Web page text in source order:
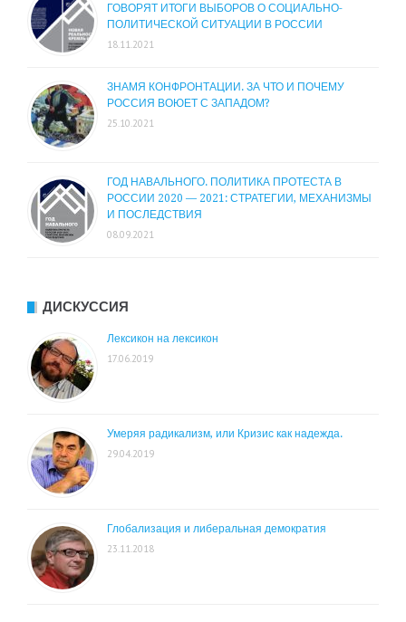
ГОВОРЯТ ИТОГИ ВЫБОРОВ О СОЦИАЛЬНО-
ПОЛИТИЧЕСКОЙ СИТУАЦИИ В РОССИИ
18.11.2021
ЗНАМЯ КОНФРОНТАЦИИ. ЗА ЧТО И ПОЧЕМУ
РОССИЯ ВОЮЕТ С ЗАПАДОМ?
25.10.2021
ГОД НАВАЛЬНОГО. ПОЛИТИКА ПРОТЕСТА В
РОССИИ 2020 — 2021: СТРАТЕГИИ, МЕХАНИЗМЫ
И ПОСЛЕДСТВИЯ
08.09.2021
ДИСКУССИЯ
Лексикон на лексикон
17.06.2019
Умеряя радикализм, или Кризис как надежда.
29.04.2019
Глобализация и либеральная демократия
23.11.2018